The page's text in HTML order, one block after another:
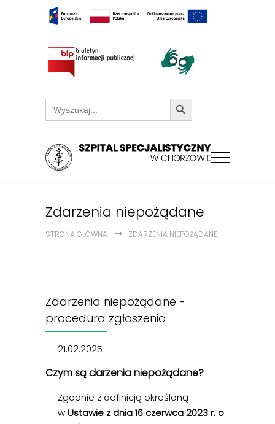
Search
for:
Search Button
Zdarzenia niepożądane
STRONA GŁÓWNA ZDARZENIA NIEPOŻĄDANE
Zdarzenia niepożądane -
procedura zgłoszenia
21.02.2025
Czym są darzenia niepożądane?
Zgodnie z definicją określoną
wUstawie z dnia 16 czerwca 2023 r. o